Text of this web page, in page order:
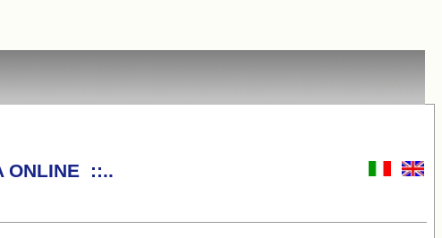
ONLINE ::..